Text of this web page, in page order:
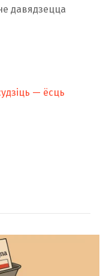
давядзецца
— ёсць